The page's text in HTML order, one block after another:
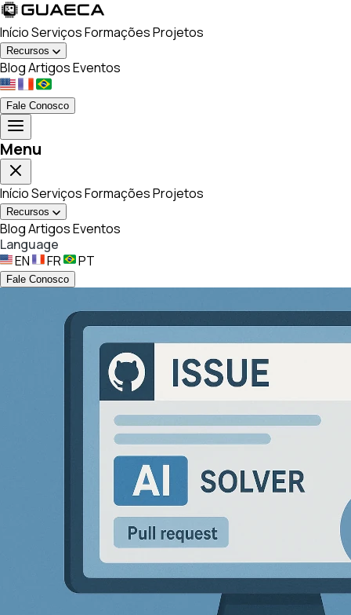
InícioServiçosFormaçõesProjetos
Recursos
BlogArtigosEventos
Fale Conosco
Menu
InícioServiçosFormaçõesProjetos
Recursos
BlogArtigosEventos
Language
EN
FR PT
Fale Conosco